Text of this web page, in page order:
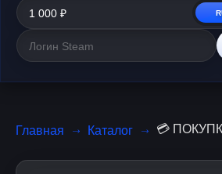
Главная Каталог 💳